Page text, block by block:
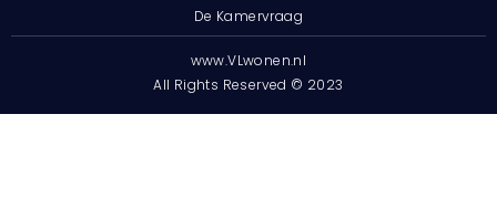
De Kamervraag
www.VLwonen.nl
All Rights Reserved © 2023